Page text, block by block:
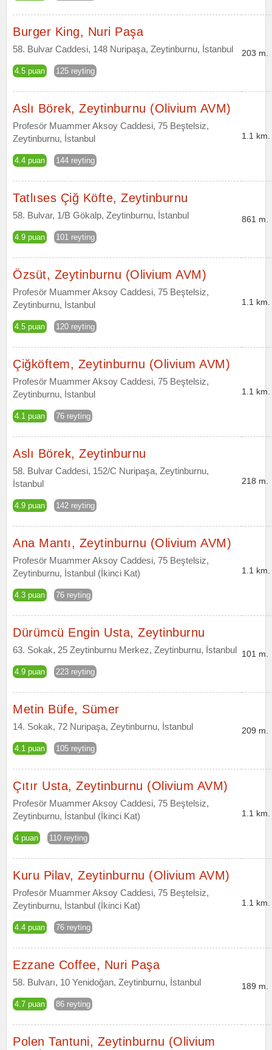
Burger King, Nuri Paşa
58. Bulvar Caddesi, 148 Nuripaşa, Zeytinburnu, İstanbul
4.5 puan 125 reyting
203 m.
Aslı Börek, Zeytinburnu (Olivium AVM)
Profesör Muammer Aksoy Caddesi, 75 Beştelsiz,
Zeytinburnu, İstanbul
4.4 puan 144 reyting
1.1 km.
Tatlıses Çiğ Köfte, Zeytinburnu
58. Bulvar, 1/B Gökalp, Zeytinburnu, İstanbul
4.9 puan 101 reyting
861 m.
Özsüt, Zeytinburnu (Olivium AVM)
Profesör Muammer Aksoy Caddesi, 75 Beştelsiz,
Zeytinburnu, İstanbul
4.5 puan 120 reyting
1.1 km.
Çiğköftem, Zeytinburnu (Olivium AVM)
Profesör Muammer Aksoy Caddesi, 75 Beştelsiz,
Zeytinburnu, İstanbul
4.1 puan 76 reyting
1.1 km.
Aslı Börek, Zeytinburnu
58. Bulvar Caddesi, 152/C Nuripaşa, Zeytinburnu,
İstanbul
4.9 puan 142 reyting
218 m.
Ana Mantı, Zeytinburnu (Olivium AVM)
Profesör Muammer Aksoy Caddesi, 75 Beştelsiz,
Zeytinburnu, İstanbul (İkinci Kat)
4.3 puan 76 reyting
1.1 km.
Dürümcü Engin Usta, Zeytinburnu
63. Sokak, 25 Zeytinburnu Merkez, Zeytinburnu, İstanbul
4.9 puan 223 reyting
101 m.
Metin Büfe, Sümer
14. Sokak, 72 Nuripaşa, Zeytinburnu, İstanbul
4.1 puan 105 reyting
209 m.
Çıtır Usta, Zeytinburnu (Olivium AVM)
Profesör Muammer Aksoy Caddesi, 75 Beştelsiz,
Zeytinburnu, İstanbul (İkinci Kat)
4 puan 110 reyting
1.1 km.
Kuru Pilav, Zeytinburnu (Olivium AVM)
Profesör Muammer Aksoy Caddesi, 75 Beştelsiz,
Zeytinburnu, İstanbul (İkinci Kat)
4.4 puan 76 reyting
1.1 km.
Ezzane Coffee, Nuri Paşa
58. Bulvarı, 10 Yenidoğan, Zeytinburnu, İstanbul
4.7 puan 86 reyting
189 m.
Polen Tantuni, Zeytinburnu (Olivium